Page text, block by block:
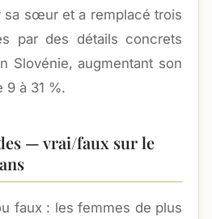
sa sœur et a remplacé trois
par des détails concrets
Slovénie, augmentant son
9 à 31 %.
— vrai/faux sur le
faux : les femmes de plus